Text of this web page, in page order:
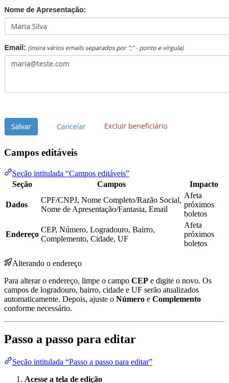
Campos editáveis
Seção intitulada “Campos editáveis”
Seção
Campos Impacto
Dados
CPF/CNPJ, Nome Completo/Razão Social,
Nome de Apresentação/Fantasia, Email
Afeta
próximos
boletos
Endereço
CEP, Número, Logradouro, Bairro,
Complemento, Cidade, UF
Afeta
próximos
boletos
Alterando o endereço
Para alterar o endereço, limpe o campo CEP e digite o novo. Os
campos de logradouro, bairro, cidade e UF serão atualizados
automaticamente. Depois, ajuste o Número e Complemento
conforme necessário.
Passo a passo para editar
Seção intitulada “Passo a passo para editar”
Acesse a tela de edição